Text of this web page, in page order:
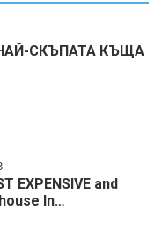
НАЙ-СКЪПАТА КЪЩА
EXPENSIVE and
In…